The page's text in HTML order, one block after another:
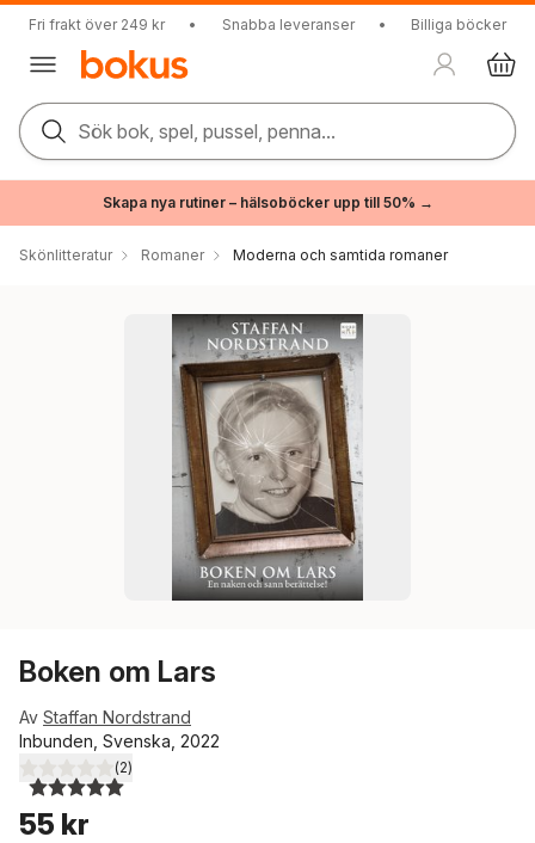
Fri frakt över 249 kr • Snabba leveranser • Billiga böcker
Sök bok, spel, pussel, penna...
Skapa nya rutiner – hälsoböcker upp till 50% →
Skönlitteratur Romaner Moderna och samtida romaner
Boken om Lars
Av Staffan Nordstrand
Inbunden, Svenska, 2022
5,0utav 5 stjärnor. Totalt antal röster:
(2)
55 kr